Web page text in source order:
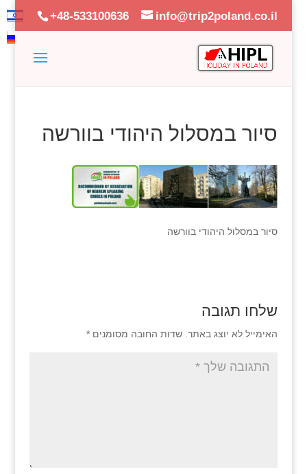
+48-533100636 info@trip2poland.co.il
סיור במסלול היהודי בוורשה
סיור במסלול היהודי בוורשה
שלחו תגובה
האימייל לא יוצג באתר. שדות החובה מסומנים *